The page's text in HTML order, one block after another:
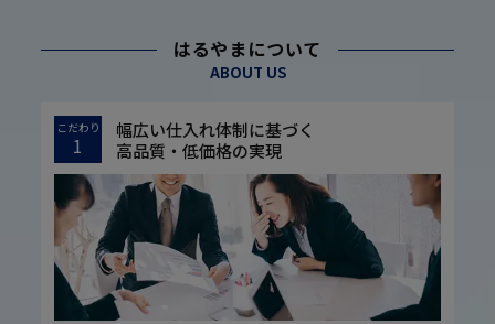
はるやまについて
ABOUT US
こだわり
1
幅広い仕入れ体制に基づく
高品質・低価格の実現